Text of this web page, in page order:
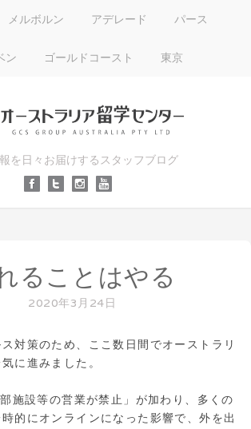
メルボルン アデレード パース
ン ゴールドコースト 東京
を日々お届けするスタッフブログ
ることはやる
2020年3月24日
対策のため、ここ数日間でオーストラリ
に進みました。
施設等の営業が禁止」が加わり、多くの
的にオンラインになった影響で、外を出